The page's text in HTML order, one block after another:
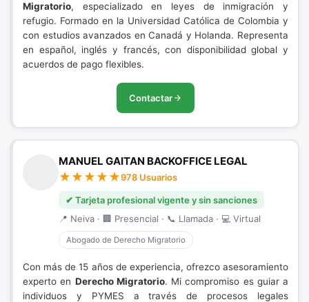
Migratorio, especializado en leyes de inmigración y
refugio. Formado en la Universidad Católica de Colombia y
con estudios avanzados en Canadá y Holanda. Representa
en español, inglés y francés, con disponibilidad global y
acuerdos de pago flexibles.
Contactar
MANUEL GAITAN BACKOFFICE LEGAL
978 Usuarios
✔ Tarjeta profesional vigente y sin sanciones
📍 Neiva · 🏢 Presencial · 📞 Llamada · 💻 Virtual
Abogado de Derecho Migratorio
Con más de 15 años de experiencia, ofrezco asesoramiento
experto en Derecho Migratorio. Mi compromiso es guiar a
individuos y PYMES a través de procesos legales